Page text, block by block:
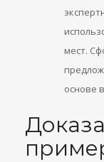
мест.
основе